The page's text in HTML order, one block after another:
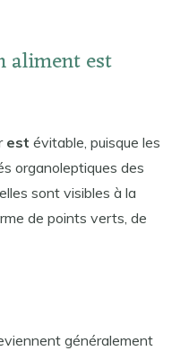
aliment est
est évitable, puisque les
organoleptiques des
sont visibles à la
de points verts, de
généralement